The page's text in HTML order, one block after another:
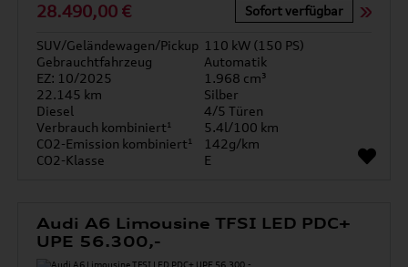
28.490,00 € Sofort verfügbar
SUV/Geländewagen/Pickup 110 kW (150 PS)
Gebrauchtfahrzeug
Automatik
EZ: 10/2025
1.968 cm³
22.145 km
Silber
Diesel
4/5 Türen
Verbrauch kombiniert¹
5.4l/100 km
CO2-Emission kombiniert¹
142g/km
CO2-Klasse
E
Audi A6 Limousine TFSI LED PDC+
UPE 56.300,-